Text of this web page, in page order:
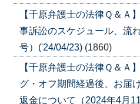
【千原弁護士の法律Ｑ＆
事訴訟のスケジュール、流
号）('24/04/23) (1860)
【千原弁護士の法律Ｑ＆
グ・オフ期間経過後、お届
返金について（2024年4月